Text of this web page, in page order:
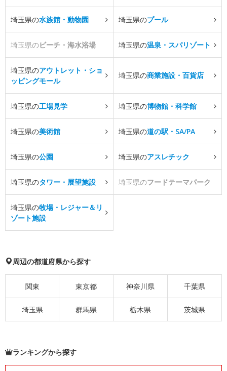
埼玉県の水族館・動物園 埼玉県のプール
埼玉県のビーチ・海水浴場 埼玉県の温泉・スパリゾート
埼玉県のアウトレット・ショ
ッピングモール
埼玉県の商業施設・百貨店
埼玉県の工場見学 埼玉県の博物館・科学館
埼玉県の美術館 埼玉県の道の駅・SA/PA
埼玉県の公園 埼玉県のアスレチック
埼玉県のタワー・展望施設 埼玉県のフードテーマパーク
埼玉県の牧場・レジャー＆リ
ゾート施設
周辺の都道府県から探す
関東 東京都 神奈川県 千葉県
埼玉県 群馬県 栃木県 茨城県
ランキングから探す